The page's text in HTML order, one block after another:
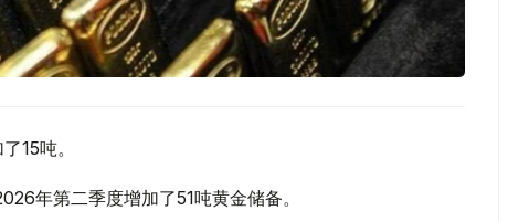
15吨。
年第二季度增加了51吨黄金储备。